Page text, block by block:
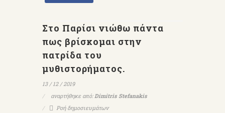
Στο Παρίσι νιώθω πάντα
πως βρίσκομαι στην
πατρίδα του
μυθιστορήματος.
13 / 12 / 2019
αναρτήθηκε από:Dimitris Stefanakis
Ροή δημοσιευμάτων